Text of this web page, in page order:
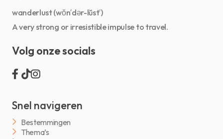
wanderlust (wŏn′dər-lŭst′)
A very strong or irresistible impulse to travel.
Volg onze socials
Snel navigeren
Bestemmingen
Thema’s